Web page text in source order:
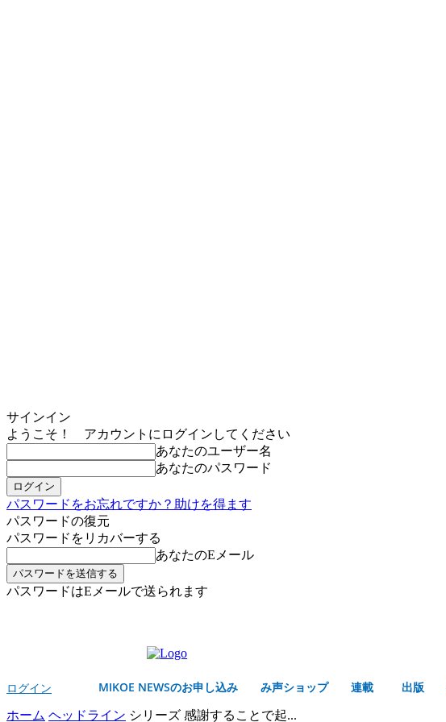
サインイン
ようこそ！ アカウントにログインしてください
あなたのユーザー名
あなたのパスワード
パスワードをお忘れですか？助けを得ます
パスワードの復元
パスワードをリカバーする
あなたのEメール
パスワードはEメールで送られます
ログイン MIKOE NEWSのお申し込み み声ショップ 連載 出版
ホーム ヘッドライン シリーズ 感謝することで起...